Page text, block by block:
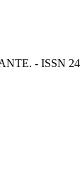
- ISSN